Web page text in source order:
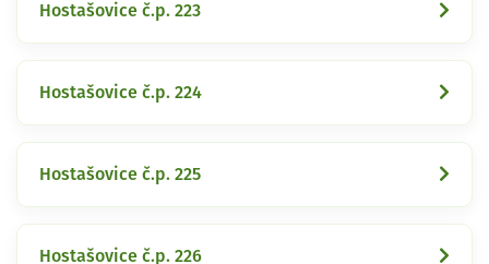
Hostašovice č.p. 223
Hostašovice č.p. 224
Hostašovice č.p. 225
Hostašovice č.p. 226